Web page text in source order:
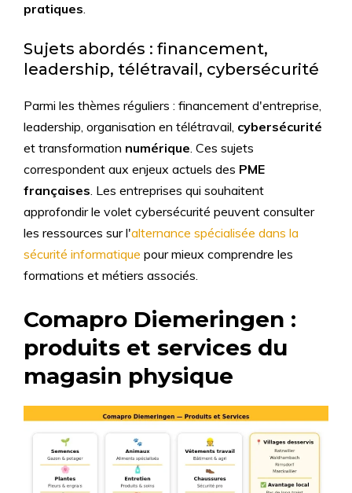
pratiques.
Sujets abordés : financement,
leadership, télétravail, cybersécurité
Parmi les thèmes réguliers : financement d'entreprise,
leadership, organisation en télétravail, cybersécurité
et transformation numérique. Ces sujets
correspondent aux enjeux actuels des PME
françaises. Les entreprises qui souhaitent
approfondir le volet cybersécurité peuvent consulter
les ressources sur l'alternance spécialisée dans la
sécurité informatique pour mieux comprendre les
formations et métiers associés.
Comapro Diemeringen :
produits et services du
magasin physique